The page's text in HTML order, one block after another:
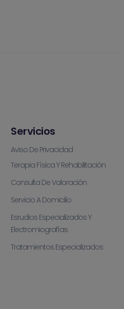
Servicios
Aviso De Privacidad
Terapia Física Y Rehabilitación
Consulta De Valoración
Servicio A Domicilio
Esrudios Especializados Y
Electromiografías
Tratamientos Especializados